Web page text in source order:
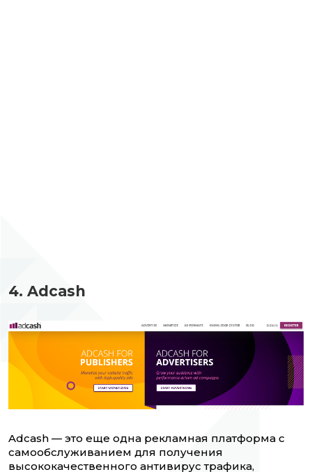
4. Adcash
Adcash — это еще одна рекламная платформа с
самообслуживанием для получения
высококачественного антивирус трафика,